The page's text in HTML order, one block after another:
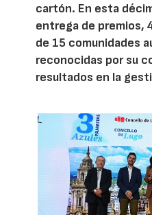
cartón. En esta
entrega de premios,
de 15 comunidades
reconocidas por su
resultados en la